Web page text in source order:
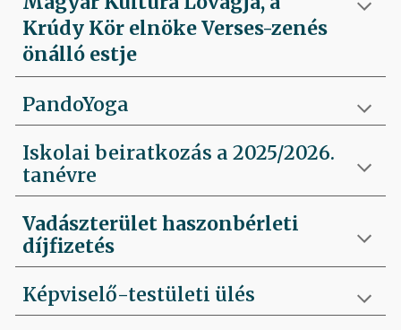
Krúdy Kör elnöke Verses-zenés
önálló estje
PandoYoga
Iskolai beiratkozás a 2025/2026.
tanévre
Vadászterület haszonbérleti
díjfizetés
Képviselő-testületi ülés